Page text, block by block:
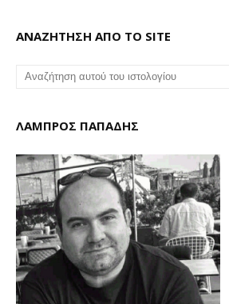
ΑΝΑΖΗΤΗΣΗ ΑΠΟ ΤΟ SITE
ΛΑΜΠΡΟΣ ΠΑΠΑΔΗΣ